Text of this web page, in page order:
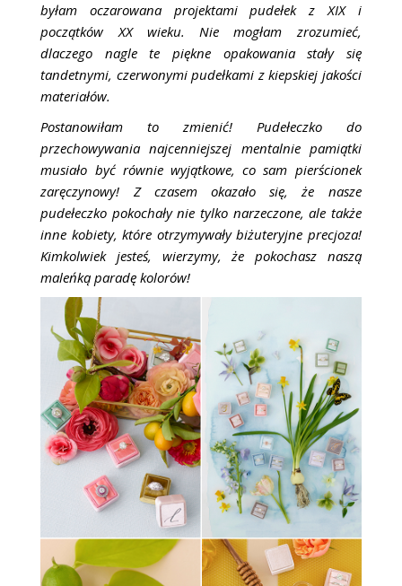
byłam oczarowana projektami pudełek z XIX i
początków XX wieku. Nie mogłam zrozumieć,
dlaczego nagle te piękne opakowania stały się
tandetnymi, czerwonymi pudełkami z kiepskiej jakości
materiałów.
Postanowiłam to zmienić! Pudełeczko do
przechowywania najcenniejszej mentalnie pamiątki
musiało być równie wyjątkowe, co sam pierścionek
zaręczynowy! Z czasem okazało się, że nasze
pudełeczko pokochały nie tylko narzeczone, ale także
inne kobiety, które otrzymywały biżuteryjne precjoza!
Kimkolwiek jesteś, wierzymy, że pokochasz naszą
maleńką paradę kolorów!